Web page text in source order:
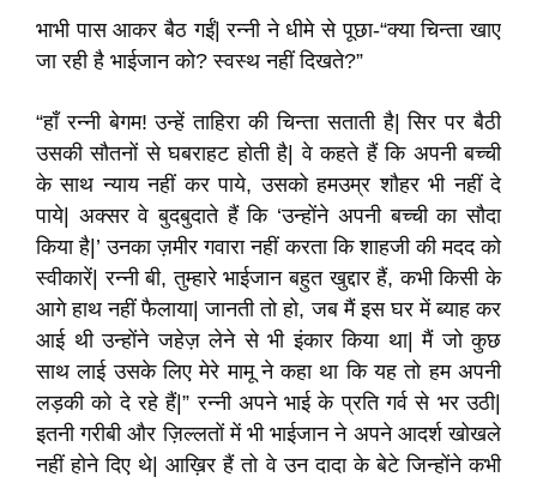
भाभी पास आकर बैठ गईं| रन्नी ने धीमे से पूछा-“क्या चिन्ता खाए
जा रही है भाईजान को? स्वस्थ नहीं दिखते?”
“हाँ रन्नी बेगम! उन्हें ताहिरा की चिन्ता सताती है| सिर पर बैठी
उसकी सौतनों से घबराहट होती है| वे कहते हैं कि अपनी बच्ची
के साथ न्याय नहीं कर पाये, उसको हमउम्र शौहर भी नहीं दे
पाये| अक्सर वे बुदबुदाते हैं कि ‘उन्होंने अपनी बच्ची का सौदा
किया है|’ उनका ज़मीर गवारा नहीं करता कि शाहजी की मदद को
स्वीकारें| रन्नी बी, तुम्हारे भाईजान बहुत खुद्दार हैं, कभी किसी के
आगे हाथ नहीं फैलाया| जानती तो हो, जब मैं इस घर में ब्याह कर
आई थी उन्होंने जहेज़ लेने से भी इंकार किया था| मैं जो कुछ
साथ लाई उसके लिए मेरे मामू ने कहा था कि यह तो हम अपनी
लड़की को दे रहे हैं|” रन्नी अपने भाई के प्रति गर्व से भर उठी|
इतनी गरीबी और ज़िल्लतों में भी भाईजान ने अपने आदर्श खोखले
नहीं होने दिए थे| आख़िर हैं तो वे उन दादा के बेटे जिन्होंने कभी